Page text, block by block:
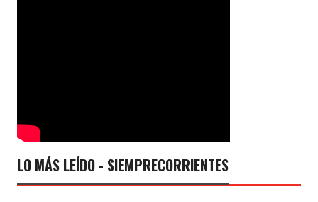
LO MÁS LEÍDO - SIEMPRECORRIENTES